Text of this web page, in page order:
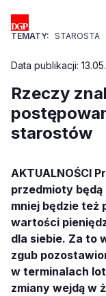
TEMATY: STAROSTA
Data publikacji:
Rzeczy
starostów
AKTUALNOŚCI
przedmioty będą
mniej będzie też
wartości
dla siebie. Za to
zgub
w terminalach
zmiany wejdą w